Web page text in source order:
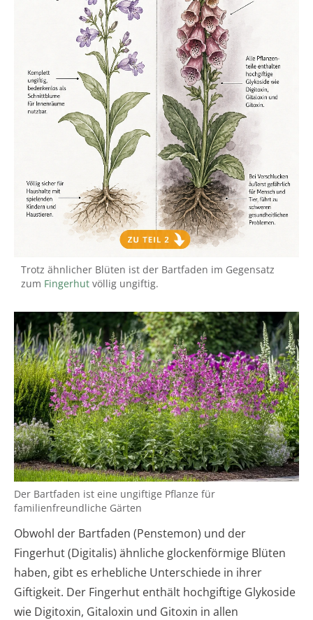
Trotz ähnlicher Blüten ist der Bartfaden im Gegensatz
zum Fingerhut völlig ungiftig.
Der Bartfaden ist eine ungiftige Pflanze für
familienfreundliche Gärten
Obwohl der Bartfaden (Penstemon) und der
Fingerhut (Digitalis) ähnliche glockenförmige Blüten
haben, gibt es erhebliche Unterschiede in ihrer
Giftigkeit. Der Fingerhut enthält hochgiftige Glykoside
wie Digitoxin, Gitaloxin und Gitoxin in allen